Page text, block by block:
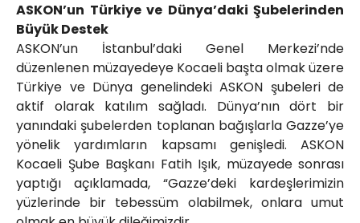
ASKON’un Türkiye ve Dünya’daki Şubelerinden
Büyük Destek
ASKON’un İstanbul’daki Genel Merkezi’nde
düzenlenen müzayedeye Kocaeli başta olmak üzere
Türkiye ve Dünya genelindeki ASKON şubeleri de
aktif olarak katılım sağladı. Dünya’nın dört bir
yanındaki şubelerden toplanan bağışlarla Gazze’ye
yönelik yardımların kapsamı genişledi. ASKON
Kocaeli Şube Başkanı Fatih Işık, müzayede sonrası
yaptığı açıklamada, “Gazze’deki kardeşlerimizin
yüzlerinde bir tebessüm olabilmek, onlara umut